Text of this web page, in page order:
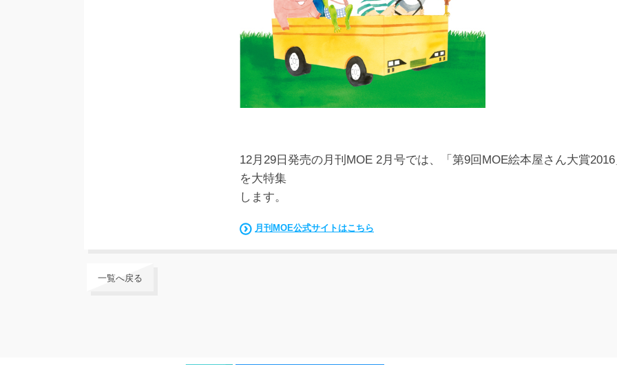
12月29日発売の月刊MOE 2月号では、「第9回MOE絵本屋さん大賞
を大特集
します。
月刊MOE公式サイトはこちら
一覧へ戻る